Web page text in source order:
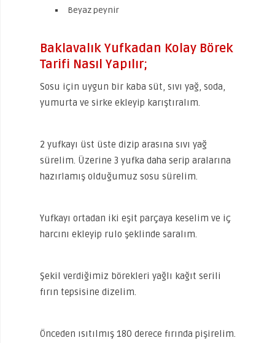
Beyaz peynir
Baklavalık Yufkadan Kolay Börek
Tarifi Nasıl Yapılır;
Sosu için uygun bir kaba süt, sıvı yağ, soda,
yumurta ve sirke ekleyip karıştıralım.
2 yufkayı üst üste dizip arasına sıvı yağ
sürelim. Üzerine 3 yufka daha serip aralarına
hazırlamış olduğumuz sosu sürelim.
Yufkayı ortadan iki eşit parçaya keselim ve iç
harcını ekleyip rulo şeklinde saralım.
Şekil verdiğimiz börekleri yağlı kağıt serili
fırın tepsisine dizelim.
Önceden ısıtılmış 180 derece fırında pişirelim.